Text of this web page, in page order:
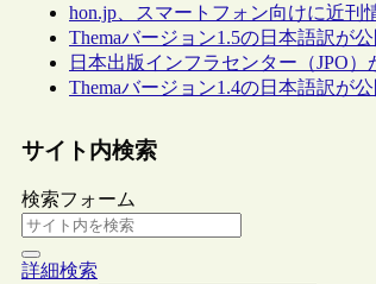
hon.jp、スマートフォン向けに近刊
Themaバージョン1.5の日本語訳が
日本出版インフラセンター（JPO
Themaバージョン1.4の日本語訳が
サイト内検索
検索フォーム
詳細検索